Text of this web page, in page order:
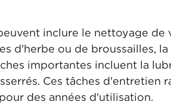
inclure le nettoyage de
d'herbe ou de broussailles,
importantes incluent la
Ces tâches d'entretien
des années d'utilisation.